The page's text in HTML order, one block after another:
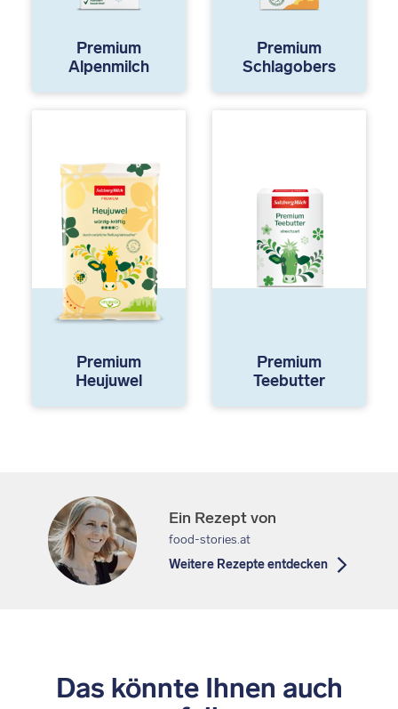
Premium
Alpenmilch
Premium
Schlagobers
Premium
Heujuwel
Premium
Teebutter
Ein Rezept von
food-stories.at
Weitere Rezepte entdecken
Das könnte Ihnen auch